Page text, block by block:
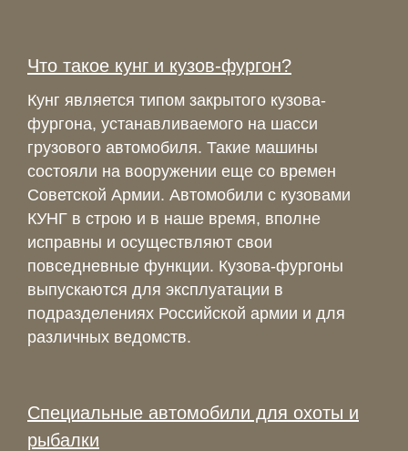
Что такое кунг и кузов-фургон?
Кунг является типом закрытого кузова-
фургона, устанавливаемого на шасси
грузового автомобиля. Такие машины
состояли на вооружении еще со времен
Советской Армии. Автомобили с кузовами
КУНГ в строю и в наше время, вполне
исправны и осуществляют свои
повседневные функции. Кузова-фургоны
выпускаются для эксплуатации в
подразделениях Российской армии и для
различных ведомств.
Специальные автомобили для охоты и
рыбалки